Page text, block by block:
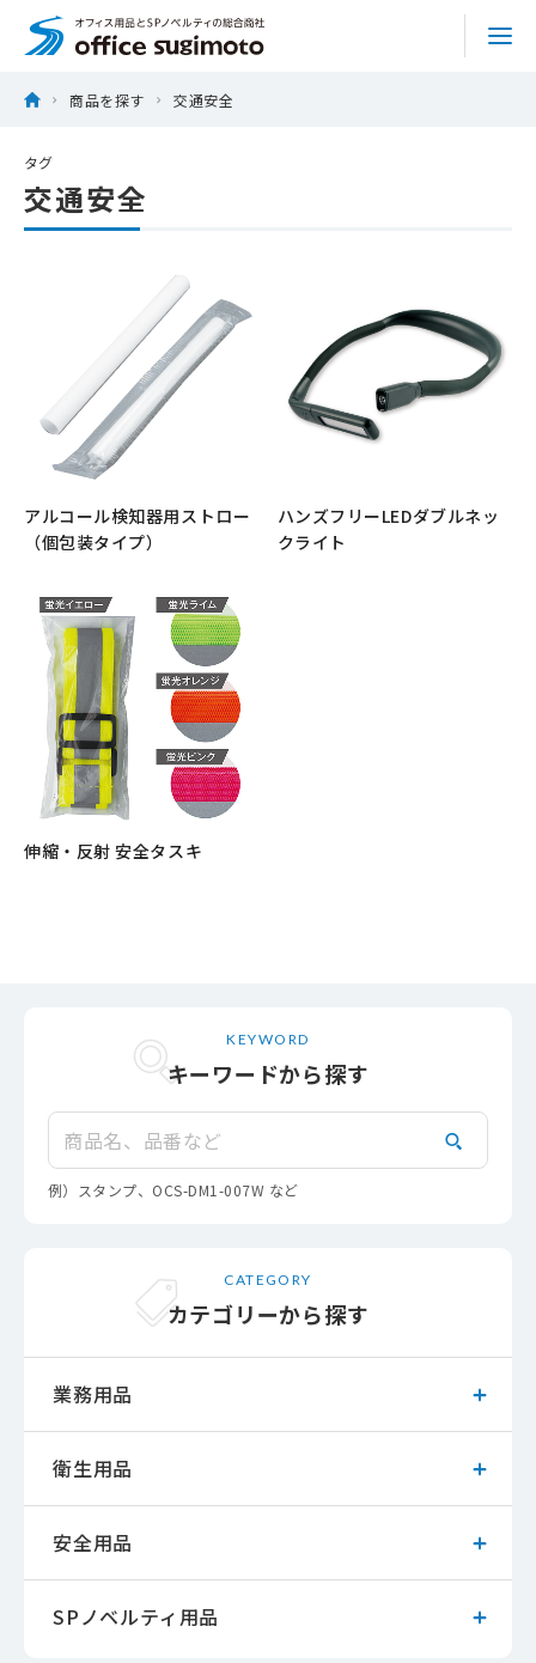
株式会社オフィススギモト
サービス
トピックス
会社情報
24時間365日受付中！
お問い合わせ
ホーム
商品を探す 交通安全
交通安全
タグ
アルコール検知器用ストロー
（個包装タイプ）
ハンズフリーLEDダブルネッ
クライト
伸縮・反射 安全タスキ
キーワードから探す
KEYWORD
検索
例）スタンプ、OCS-DM1-007W など
カテゴリーから探す
CATEGORY
業務用品
衛生用品
安全用品
SPノベルティ用品